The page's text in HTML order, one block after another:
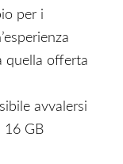
per i
quella offerta
avvalersi
16 GB